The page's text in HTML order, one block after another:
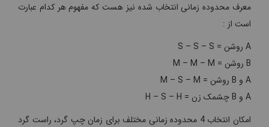
معرف محدوده زمانی انتخاب شده نیز هست که مفهوم هر کدام عبارت
است از :
A روشن = S – S – S
B روشن = M – M – M
A و B روشن = M – S – M
A و B چشمک زن = H – S – H
امکان انتخاب 4 محدوده زمانی مختلف برای زمان چپ گرد، راست گرد